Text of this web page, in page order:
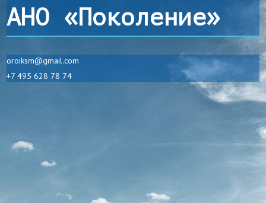
АНО «Поколение»
oroiksm@gmail.com
+7 495 628 78 74